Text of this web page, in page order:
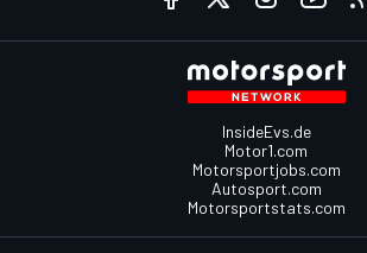
InsideEvs.de
Motor1.com
Motorsportjobs.com
Autosport.com
Motorsportstats.com